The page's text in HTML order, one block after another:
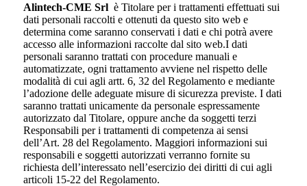
Alintech-CME Srlè Titolare per i trattamenti effettuati sui
dati personali raccolti e ottenuti da questo sito web e
determina come saranno conservati i dati e chi potrà avere
accesso alle informazioni raccolte dal sito web.I dati
personali saranno trattati con procedure manuali e
automatizzate, ogni trattamento avviene nel rispetto delle
modalità di cui agli artt. 6, 32 del Regolamento e mediante
l’adozione delle adeguate misure di sicurezza previste. I dati
saranno trattati unicamente da personale espressamente
autorizzato dal Titolare, oppure anche da soggetti terzi
Responsabili per i trattamenti di competenza ai sensi
dell’Art. 28 del Regolamento. Maggiori informazioni sui
responsabili e soggetti autorizzati verranno fornite su
richiesta dell’interessato nell’esercizio dei diritti di cui agli
articoli 15-22 del Regolamento.